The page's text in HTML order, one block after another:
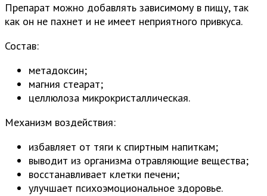
Препарат можно добавлять зависимому в пищу, так
как он не пахнет и не имеет неприятного привкуса.
Состав:
метадоксин;
магния стеарат;
целлюлоза микрокристаллическая.
Механизм воздействия:
избавляет от тяги к спиртным напиткам;
выводит из организма отравляющие вещества;
восстанавливает клетки печени;
улучшает психоэмоциональное здоровье.